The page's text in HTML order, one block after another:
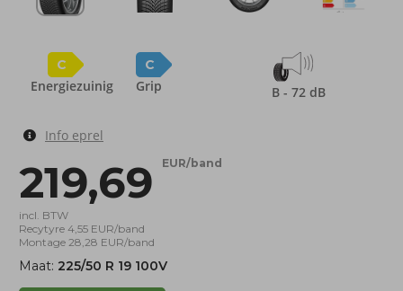
C
Energiezuinig
C
Grip B - 72 dB
Info eprel
219,69 EUR/band
incl. BTW
Recytyre 4,55 EUR/band
Montage 28,28 EUR/band
Maat: 225/50 R 19 100V